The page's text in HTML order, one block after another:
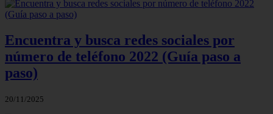
Encuentra y busca redes sociales por
número de teléfono 2022 (Guía paso a
paso)
20/11/2025